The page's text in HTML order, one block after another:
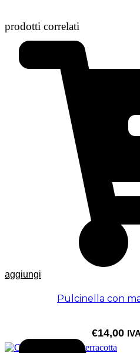
prodotti correlati
aggiungi
Pulcinella con
€14,00